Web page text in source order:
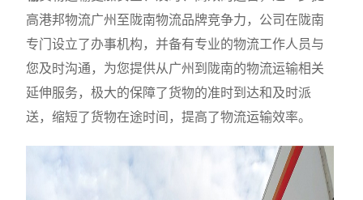
高港邦物流广州至陇南物流品牌竞争力，公司在陇南
专门设立了办事机构，并备有专业的物流工作人员与
您及时沟通，为您提供从广州到陇南的物流运输相关
延伸服务，极大的保障了货物的准时到达和及时派
送，缩短了货物在途时间，提高了物流运输效率。